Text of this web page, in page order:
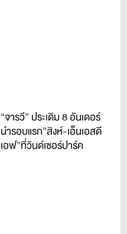
“จารวี” ประเดิม 8 อันเดอร์
นำรอบแรก”สิงห์-เอ็นเอสดี
เอฟ”ที่วินด์เซอร์ปาร์ค